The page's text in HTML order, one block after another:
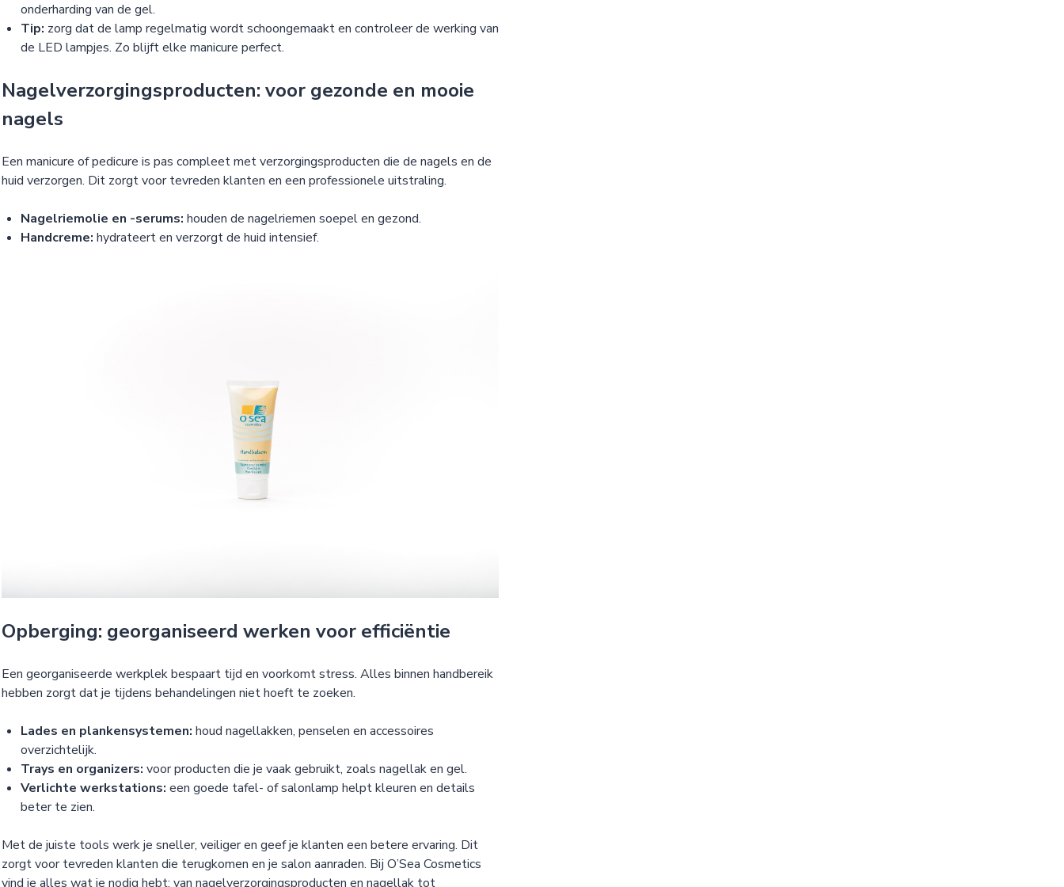
onderharding van de gel.
Tip: zorg dat de lamp regelmatig wordt schoongemaakt en controleer de werking van
de LED lampjes. Zo blijft elke manicure perfect.
Nagelverzorgingsproducten: voor gezonde en mooie
nagels
Een manicure of pedicure is pas compleet met verzorgingsproducten die de nagels en de
huid verzorgen. Dit zorgt voor tevreden klanten en een professionele uitstraling.
Nagelriemolie en -serums: houden de nagelriemen soepel en gezond.
Handcreme: hydrateert en verzorgt de huid intensief.
Opberging: georganiseerd werken voor efficiëntie
Een georganiseerde werkplek bespaart tijd en voorkomt stress. Alles binnen handbereik
hebben zorgt dat je tijdens behandelingen niet hoeft te zoeken.
Lades en plankensystemen: houd nagellakken, penselen en accessoires
overzichtelijk.
Trays en organizers: voor producten die je vaak gebruikt, zoals nagellak en gel.
Verlichte werkstations: een goede tafel- of salonlamp helpt kleuren en details
beter te zien.
Met de juiste tools werk je sneller, veiliger en geef je klanten een betere ervaring. Dit
zorgt voor tevreden klanten die terugkomen en je salon aanraden. Bij O’Sea Cosmetics
vind je alles wat je nodig hebt: van nagelverzorgingsproducten en nagellak tot